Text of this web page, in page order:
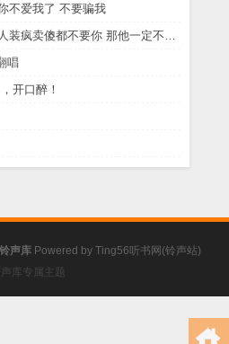
不爱我了 不要骗我
唱
开口醉！
声库 Powered by Ting56听书网(铃声站)
库专属主题